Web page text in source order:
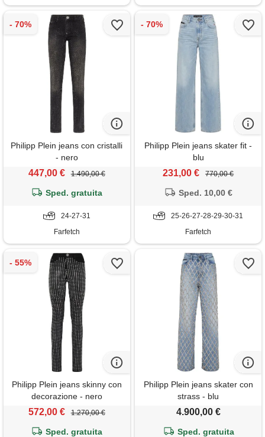
Philipp Plein jeans con cristalli
- nero
447,00 € 1.490,00 €
Sped. gratuita
24-27-31
Farfetch
Philipp Plein jeans skater fit -
blu
231,00 € 770,00 €
Sped. 10,00 €
25-26-27-28-29-30-31
Farfetch
Philipp Plein jeans skinny con
decorazione - nero
572,00 € 1.270,00 €
Sped. gratuita
Philipp Plein jeans skater con
strass - blu
4.900,00 €
Sped. gratuita